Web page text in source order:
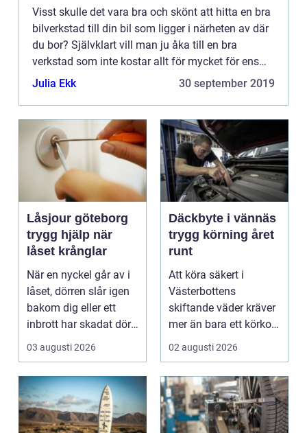
Visst skulle det vara bra och skönt att hitta en bra
bilverkstad till din bil som ligger i närheten av där
du bor? Självklart vill man ju åka till en bra
verkstad som inte kostar allt för mycket för ens
plånb...
Julia Ekk 30 september 2019
Låsjour göteborg
trygg hjälp när
låset krånglar
När en nyckel går av i
låset, dörren slår igen
bakom dig eller ett
inbrott har skadat dörr
och karm,...
03 augusti 2026
Däckbyte i vännäs
trygg körning året
runt
Att köra säkert i
Västerbottens
skiftande väder kräver
mer än bara ett körkort
och en pålitlig bil. ...
02 augusti 2026